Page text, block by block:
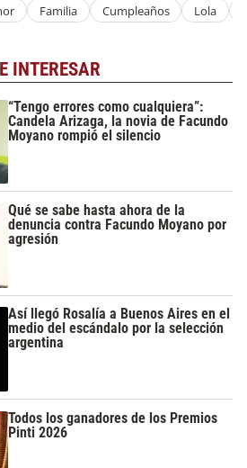
Familia Cumpleaños Lola
INTERESAR
“Tengo errores como cualquiera”:
Candela Arizaga, la novia de Facundo
Moyano rompió el silencio
Qué se sabe hasta ahora de la
denuncia contra Facundo Moyano por
agresión
Así llegó Rosalía a Buenos Aires en el
medio del escándalo por la selección
argentina
Todos los ganadores de los Premios
Pinti 2026